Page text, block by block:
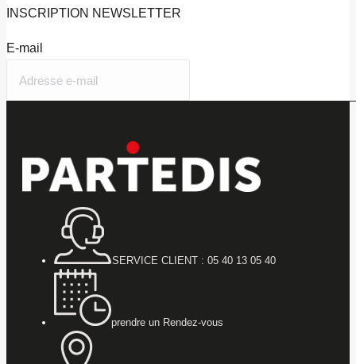
INSCRIPTION NEWSLETTER
E-mail
SERVICE CLIENT : 05 40 13 05 40
prendre un Rendez-vous